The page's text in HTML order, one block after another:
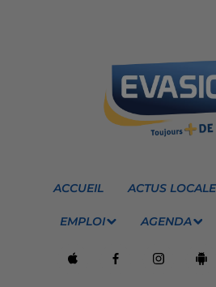
ACCUEIL ACTUS
EMPLOI AGENDA